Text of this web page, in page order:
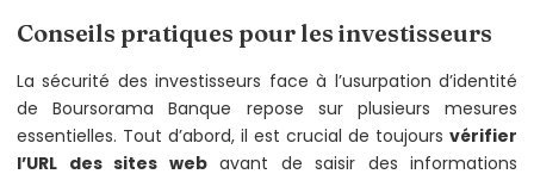
Conseils pratiques pour les investisseurs
La sécurité des investisseurs face à l’usurpation d’identité
de Boursorama Banque repose sur plusieurs mesures
essentielles. Tout d’abord, il est crucial de toujours vérifier
l’URL des sites webavant de saisir des informations